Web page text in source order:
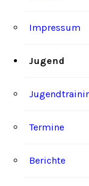
Impressum
Jugend
Termine
Berichte